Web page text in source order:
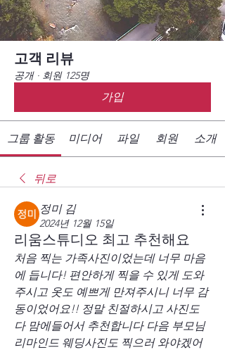
고객 리뷰
공개 · 회원 125명
가입
그룹 활동 미디어 파일 회원 소개
뒤로
정미 김
2024년 12월 15일
리움스튜디오 최고 추천해요
처음 찍는 가족사진이었는데 너무 마음
에 듭니다! 편안하게 찍을 수 있게 도와
주시고 옷도 예쁘게 만져주시니 너무 감
동이었어요!! 정말 친절하시고 사진도
다 맘에들어서 추천합니다 다음 부모님
리마인드 웨딩사진도 찍으러 와야겠어